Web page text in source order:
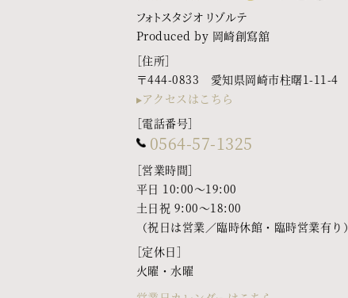
フォトスタジオ リゾルテ
Produced by 岡崎創寫舘
［住所］
〒444-0833 愛知県岡崎市柱曙1-11-4
アクセスはこちら
［電話番号］
0564-57-1325
［営業時間］
平日 10:00〜19:00
土日祝 9:00〜18:00
（祝日は営業／臨時休館・臨時営業有り）
［定休日］
火曜・水曜